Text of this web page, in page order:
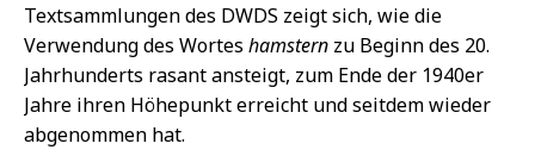
Textsammlungen des DWDS zeigt sich, wie die
Verwendung des Wortes hamstern zu Beginn des 20.
Jahrhunderts rasant ansteigt, zum Ende der 1940er
Jahre ihren Höhepunkt erreicht und seitdem wieder
abgenommen hat.